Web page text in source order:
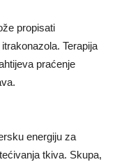
propisati
Terapija
praćenje
energiju za
tkiva. Skupa,